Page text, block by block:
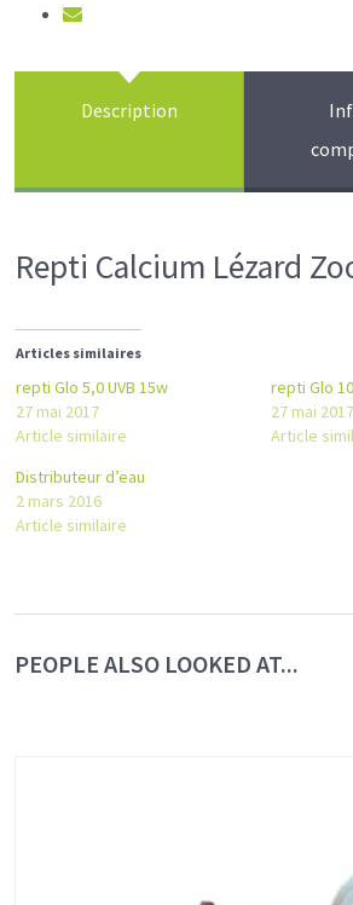
Description
Repti Calcium Lézard
Articles similaires
repti Glo 5,0 UVB 15w
27 mai 2017
Article similaire
repti Glo
27 mai 2017
Article
Distributeur d’eau
2 mars 2016
Article similaire
PEOPLE ALSO LOOKED AT...